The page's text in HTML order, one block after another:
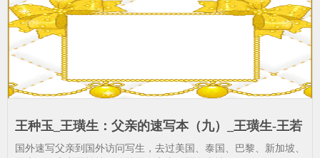
王种玉_王璜生：父亲的速写本（九）_王璜生-王若
弗-素描--写生-泰国-费城
国外速写父亲到国外访问写生，去过美国、泰国、巴黎、新加坡、